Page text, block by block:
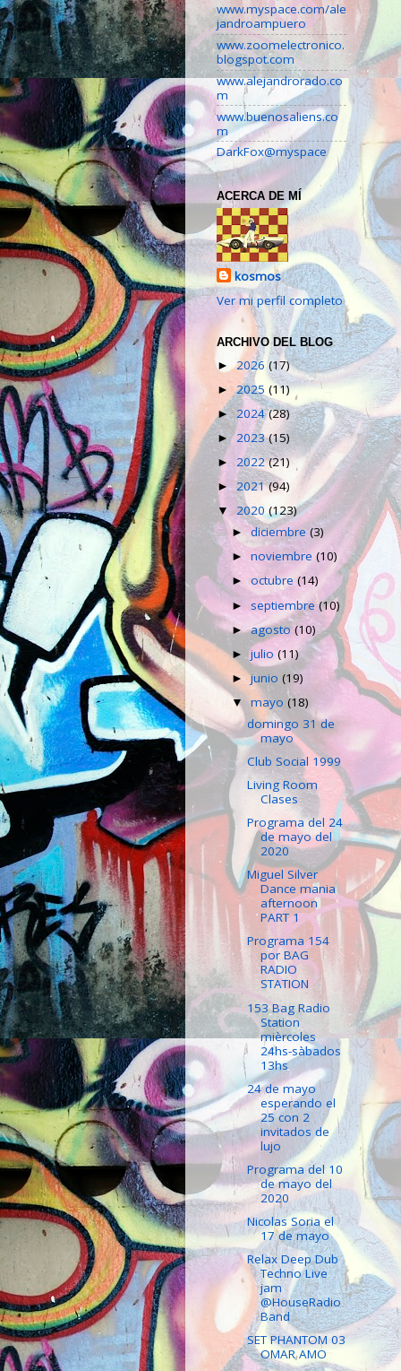
www.myspace.com/ale
jandroampuero
www.zoomelectronico.
blogspot.com
www.alejandrorado.co
m
www.buenosaliens.co
m
DarkFox@myspace
ACERCA DE MÍ
kosmos
Ver mi perfil completo
ARCHIVO DEL BLOG
►2026 (17)
►2025 (11)
►2024(28)
►2023(15)
► 2022(21)
► 2021(94)
▼ 2020(123)
►diciembre(3)
►noviembre(10)
►octubre(14)
►septiembre(10)
►agosto(10)
►julio(11)
►junio(19)
▼mayo(18)
domingo 31 de
mayo
Club Social 1999
Living Room
Clases
Programa del 24
de mayo del
2020
Miguel Silver
Dance mania
afternoon
PART 1
Programa 154
por BAG
RADIO
STATION
153 Bag Radio
Station
mièrcoles
24hs-sàbados
13hs
24 de mayo
esperando el
25 con 2
invitados de
lujo
Programa del 10
de mayo del
2020
Nicolas Soria el
17 de mayo
Relax Deep Dub
Techno Live
jam
@HouseRadio
Band
SET PHANTOM 03
OMAR AMO